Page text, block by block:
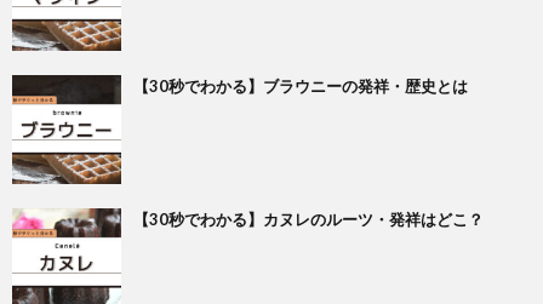
【30秒でわかる】ブラウニーの発祥・歴史とは
【30秒でわかる】カヌレのルーツ・発祥はどこ？